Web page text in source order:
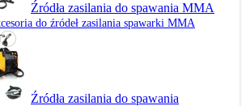
Źródła zasilania do spawania MMA
do źródeł zasilania spawarki MMA
Źródła zasilania do spawania